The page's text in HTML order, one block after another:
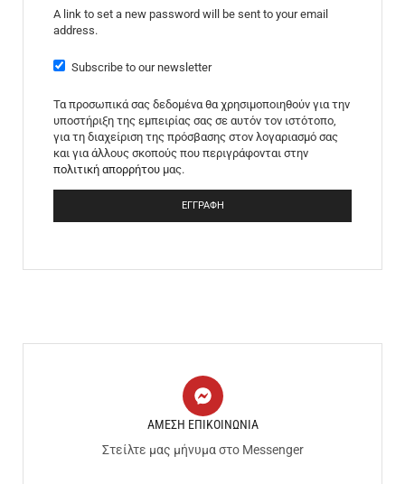
A link to set a new password will be sent to your email
address.
Subscribe to our newsletter
Τα προσωπικά σας δεδομένα θα χρησιμοποιηθούν για την
υποστήριξη της εμπειρίας σας σε αυτόν τον ιστότοπο,
για τη διαχείριση της πρόσβασης στον λογαριασμό σας
και για άλλους σκοπούς που περιγράφονται στην
πολιτική απορρήτου μας.
ΕΓΓΡΑΦΉ
ΑΜΕΣΗ ΕΠΙΚΟΙΝΩΝΙΑ
Στείλτε μας μήνυμα στο Messenger